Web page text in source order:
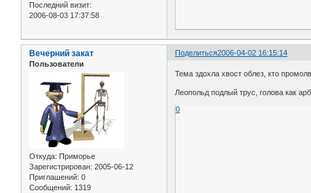
Последний визит:
2006-08-03 17:37:58
Поделиться2006-04-02 16:15:14
Вечерний закат
Пользователи
Откуда: Приморье
Зарегистрирован: 2005-06-12
Приглашений: 0
Сообщений: 1319
Тема здохла хвост облез, кто
Леопольд подлый трус, голова как
0